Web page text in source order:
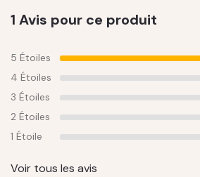
1 Avis pour ce produit
5 Étoiles
4 Étoiles
3 Étoiles
2 Étoiles
1 Étoile
Voir tous les avis